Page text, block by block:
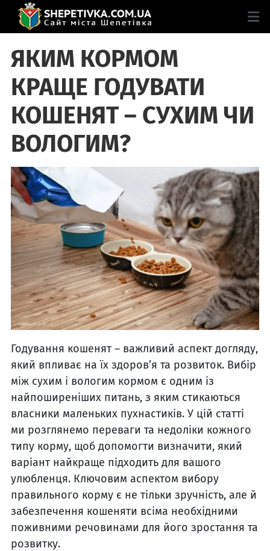
ЯКИМ КОРМОМ
КРАЩЕ ГОДУВАТИ
КОШЕНЯТ – СУХИМ ЧИ
ВОЛОГИМ?
Годування кошенят – важливий аспект догляду,
який впливає на їх здоров’я та розвиток. Вибір
між сухим і вологим кормом є одним із
найпоширеніших питань, з яким стикаються
власники маленьких пухнастиків. У цій статті
ми розглянемо переваги та недоліки кожного
типу корму, щоб допомогти визначити, який
варіант найкраще підходить для вашого
улюбленця. Ключовим аспектом вибору
правильного корму є не тільки зручність, але й
забезпечення кошеняти всіма необхідними
поживними речовинами для його зростання та
розвитку.